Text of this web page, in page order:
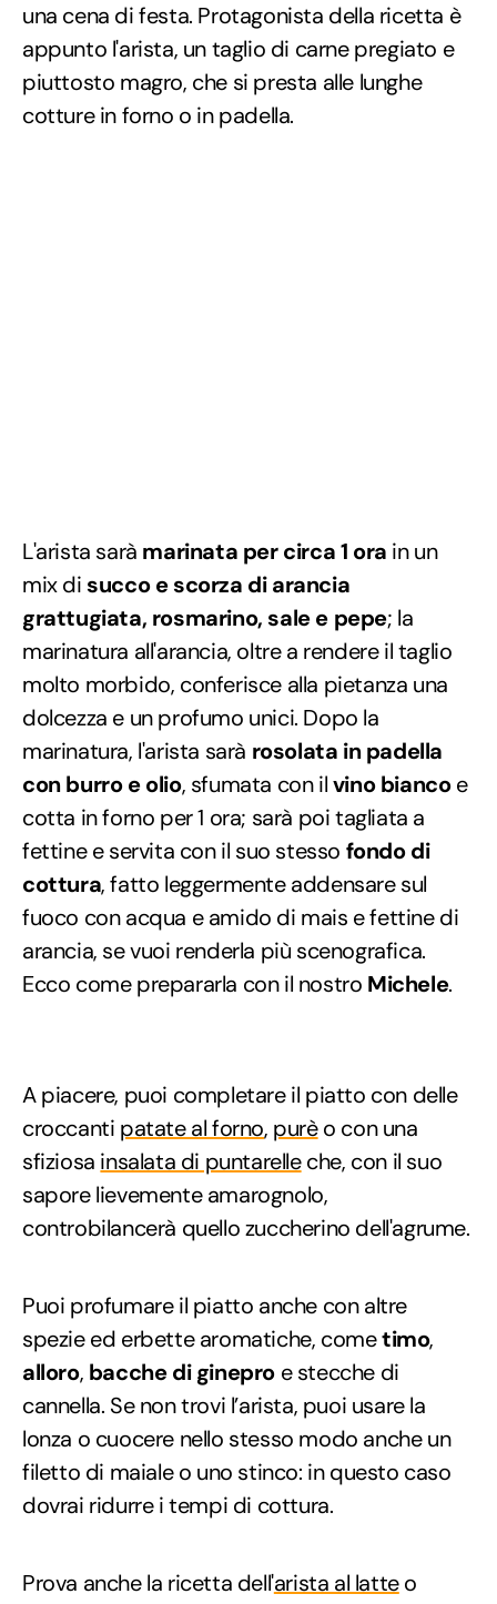
una cena di festa. Protagonista della ricetta è
appunto l'arista, un taglio di carne pregiato e
piuttosto magro, che si presta alle lunghe
cotture in forno o in padella.
L'arista sarà marinata per circa 1 ora in un
mix di succo e scorza di arancia
grattugiata, rosmarino, sale e pepe; la
marinatura all'arancia, oltre a rendere il taglio
molto morbido, conferisce alla pietanza una
dolcezza e un profumo unici. Dopo la
marinatura, l'arista sarà rosolata in padella
con burro e olio, sfumata con ilvino biancoe
cotta in forno per 1 ora; sarà poi tagliata a
fettine e servita con il suo stesso fondo di
cottura, fatto leggermente addensare sul
fuoco con acqua e amido di mais e fettine di
arancia, se vuoi renderla più scenografica.
Ecco come prepararla con il nostro Michele.
A piacere, puoi completare il piatto con delle
croccanti patate al forno, purèo con una
sfiziosa insalata di puntarelleche, con il suo
sapore lievemente amarognolo,
controbilancerà quello zuccherino dell'agrume.
Puoi profumare il piatto anche con altre
spezie ed erbette aromatiche, cometimo,
alloro, bacche di ginepro e stecche di
cannella. Se non trovi l’arista, puoi usare la
lonza o cuocere nello stesso modo anche un
filetto di maiale o uno stinco: in questo caso
dovrai ridurre i tempi di cottura.
Prova anche la ricetta dell'arista al latteo